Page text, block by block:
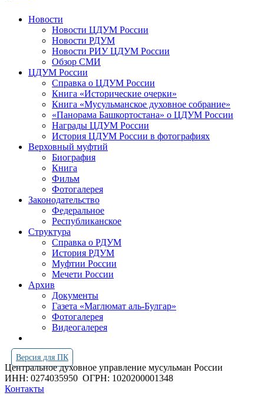
Новости
Новости ЦДУМ России
Новости РДУМ
Новости РИУ ЦДУМ России
Обзор СМИ
ЦДУМ России
Справка о ЦДУМ России
Книга «Исторические очерки»
Книга «Мусульманское духовное собрание»
«Панорама Башкортостана» о ЦДУМ России
Награды ЦДУМ России
История ЦДУМ России в фотографиях
Верховный муфтий
Биография
Книга
Фильм
Фотогалерея
Законодательство
Федеральное
Республиканское
Структура
Справка о РДУМ
История РДУМ
Муфтии России
Мечети России
Архив
Документы
Газета «Маглюмат аль-Булгар»
Фотогалерея
Видеогалерея
Версия для ПК
Центральное духовное управление мусульман России
ИНН: 0274035950 ОГРН: 1020200001348
Контакты